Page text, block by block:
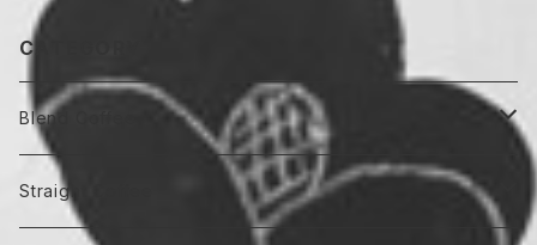
CATEGORY
Blend Coffee
中煎り
Straight Coffee